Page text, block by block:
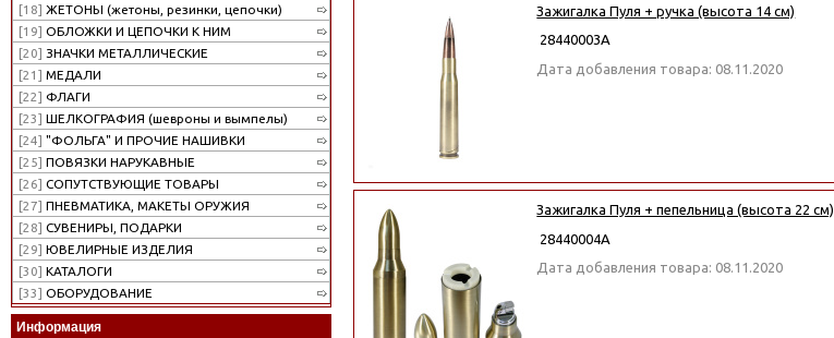
[18] ЖЕТОНЫ (жетоны, резинки, цепочки)
[19] ОБЛОЖКИ И ЦЕПОЧКИ К НИМ
[20] ЗНАЧКИ МЕТАЛЛИЧЕСКИЕ
[21] МЕДАЛИ
[22] ФЛАГИ
[23] ШЕЛКОГРАФИЯ (шевроны и вымпелы)
[24] "ФОЛЬГА" И ПРОЧИЕ НАШИВКИ
[25] ПОВЯЗКИ НАРУКАВНЫЕ
[26] СОПУТСТВУЮЩИЕ ТОВАРЫ
[27] ПНЕВМАТИКА, МАКЕТЫ ОРУЖИЯ
[28] СУВЕНИРЫ, ПОДАРКИ
[29] ЮВЕЛИРНЫЕ ИЗДЕЛИЯ
[30] КАТАЛОГИ
[33] ОБОРУДОВАНИЕ
Информация
Зажигалка Пуля + ручка (высота 14 см)
28440003А
Дата добавления товара: 08.11.2020
Зажигалка Пуля + пепельница (высота 22 см)
28440004А
Дата добавления товара: 08.11.2020